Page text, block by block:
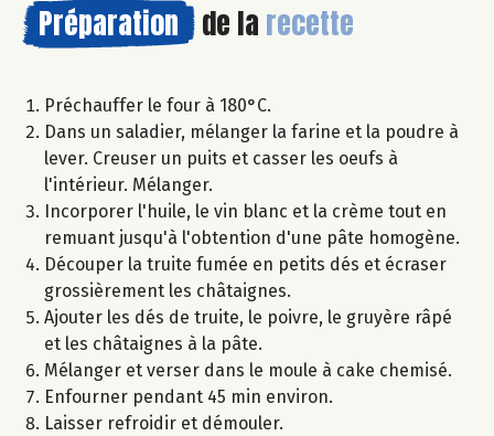
Préparation de la recette
Préchauffer le four à 180°C.
Dans un saladier, mélanger la farine et la poudre à
lever. Creuser un puits et casser les oeufs à
l'intérieur. Mélanger.
Incorporer l'huile, le vin blanc et la crème tout en
remuant jusqu'à l'obtention d'une pâte homogène.
Découper la truite fumée en petits dés et écraser
grossièrement les châtaignes.
Ajouter les dés de truite, le poivre, le gruyère râpé
et les châtaignes à la pâte.
Mélanger et verser dans le moule à cake chemisé.
Enfourner pendant 45 min environ.
Laisser refroidir et démouler.